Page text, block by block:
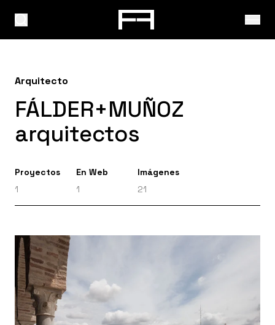
Arquitecto
FÁLDER+MUÑOZ
arquitectos
Proyectos
1
En Web
1
Imágenes
21